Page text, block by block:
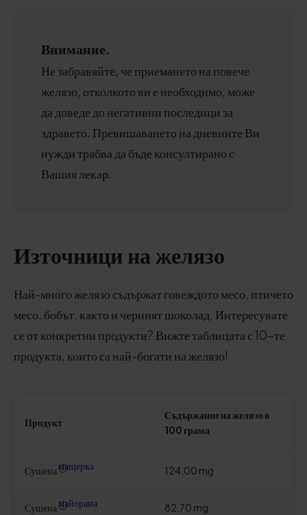
Внимание.
Не забравяйте, че приемането на повече
желязо, отколкото ви е необходимо, може
да доведе до негативни последици за
здравето. Превишаването на дневните Ви
нужди трябва да бъде консултирано с
Вашия лекар.
Източници на желязо
Най-много желязо съдържат говеждото месо, птичето
месо, бобът, както и черният шоколад. Интересувате
се от конкретни продукти? Вижте таблицата с 10-те
продукта, които са най-богати на желязо!
Продукт
Съдържание на желязо в
100 грама
Сушена мащерка 124,00 mg
Сушена майорана 82,70 mg